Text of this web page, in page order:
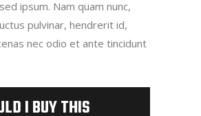
ipsum. Nam quam nunc,
pulvinar, hendrerit id,
nec odio et ante tincidunt
I BUY THIS